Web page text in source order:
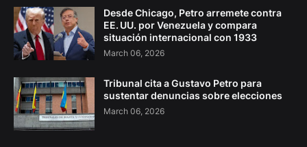
Desde Chicago, Petro arremete contra
EE. UU. por Venezuela y compara
situación internacional con 1933
March 06, 2026
Tribunal cita a Gustavo Petro para
sustentar denuncias sobre elecciones
March 06, 2026